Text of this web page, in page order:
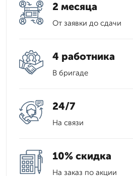
2 месяца
От заявки до сдачи
4 работника
В бригаде
24/7
На связи
10% скидка
На заказ по акции